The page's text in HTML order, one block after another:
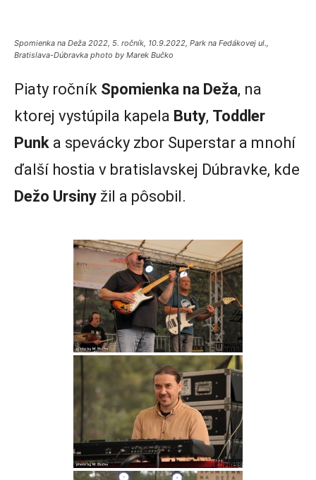
Spomienka na Deža 2022, 5. ročník, 10.9.2022, Park na Fedákovej ul.,
Bratislava-Dúbravka photo by Marek Bučko
Piaty ročník Spomienka na Deža, na
ktorej vystúpila kapela Buty, Toddler
Punk a spevácky zbor Superstar a mnohí
ďalší hostia v bratislavskej Dúbravke, kde
Dežo Ursiny žil a pôsobil.